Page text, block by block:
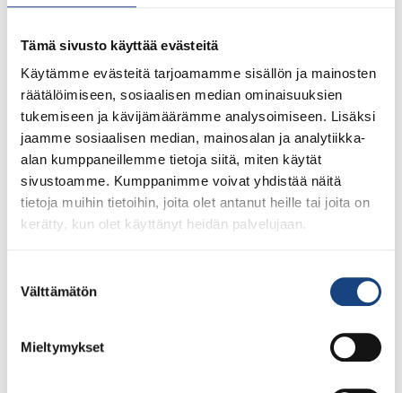
Tämä sivusto käyttää evästeitä
Käytämme evästeitä tarjoamamme sisällön ja mainosten
räätälöimiseen, sosiaalisen median ominaisuuksien
tukemiseen ja kävijämäärämme analysoimiseen. Lisäksi
jaamme sosiaalisen median, mainosalan ja analytiikka-
alan kumppaneillemme tietoja siitä, miten käytät
sivustoamme. Kumppanimme voivat yhdistää näitä
tietoja muihin tietoihin, joita olet antanut heille tai joita on
kerätty, kun olet käyttänyt heidän palvelujaan.
valinta
Välttämätön
Mieltymykset
lisätään 20 euron toimistopalvelumaksu Judoliitolle
1-2 kuukauden kuluttua matkan päättymisestä, kun
tapahtuman kaikki kulut ovat selvillä.
Peruutusehdot, matkat
Matkalle voi ilmoittautua matkan vastuuvalmentajan
tiedottamissa aikamääreissä. Ilmoittautuminen on sitova.
Mikäli matka mahdollisesti perutaan, Judoliitto laskuttaa ne
kulut, joista ei ole saanut palautusta tai hyvitystä (esimerkiksi
lentoliput, majoitus- ja ilmoittautumismaksut, joista ei ole
korvauksia lääkärintodistusta vastaan niistä kuluista, jotka
Judoliitto on laskuttanut (matkavakuutus tulee olla voimassa
todistusten kulut Judoliitto veloittaa edelleen matkustajalta.